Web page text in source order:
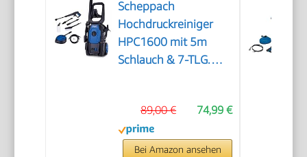
Scheppach
Hochdruckreiniger
HPC1600 mit 5m
Schlauch & 7-TLG.
1600W Leistung | 420
L/h Durchflussmenge
| Aluminiumpumpe,
74,99 €
89,00 €
Bei Amazon ansehen